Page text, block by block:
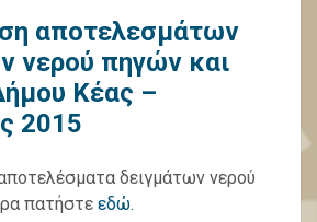
αποτελεσμάτων
νερού πηγών και
Κέας –
2015
αποτελέσματα δειγμάτων νερού
πατήστε εδώ.